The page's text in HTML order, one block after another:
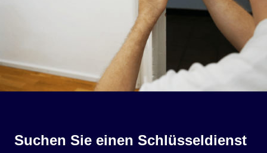
Suchen Sie einen Schlüsseldienst